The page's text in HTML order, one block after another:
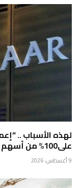
لهذه الأسباب ..
على100% من أسهم شركة سكاي تاور للتطوير العقاري
9 أغسطس، 2026